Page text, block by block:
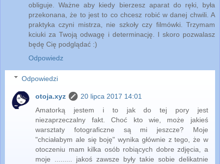
obliguje. Ważne aby kiedy bierzesz aparat do ręki, była
przekonana, że to jest to co chcesz robić w danej chwili. A
praktyka czyni mistrza, nie szkoły czy filmówki. Trzymam
kciuki za Twoją odwagę i determinację. I skoro pozwalasz
będę Cię podglądać :)
Odpowiedz
Odpowiedzi
otoja.xyz
20 lipca 2017 14:01
Amatorką jestem i to jak do tej pory jest
niezaprzeczalny fakt. Choć kto wie, może jakieś
warsztaty fotograficzne są mi jeszcze? Moje
"chciałabym ale się boję" wynika głównie z tego, że w
otoczeniu mam kilka osób robiących dobre zdjęcia, a
moje ......... jakoś zawsze były takie sobie delikatnie